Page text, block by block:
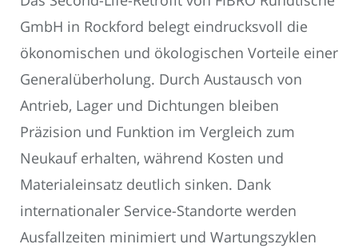
GmbH in Rockford belegt eindrucksvoll die
ökonomischen und ökologischen Vorteile einer
Generalüberholung. Durch Austausch von
Antrieb, Lager und Dichtungen bleiben
Präzision und Funktion im Vergleich zum
Neukauf erhalten, während Kosten und
Materialeinsatz deutlich sinken. Dank
internationaler Service-Standorte werden
Ausfallzeiten minimiert und Wartungszyklen